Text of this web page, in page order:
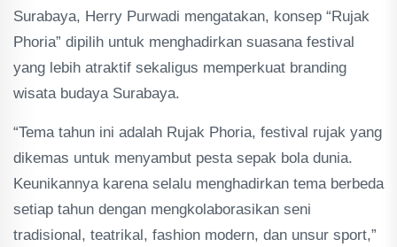
Surabaya, Herry Purwadi mengatakan, konsep “Rujak
Phoria” dipilih untuk menghadirkan suasana festival
yang lebih atraktif sekaligus memperkuat branding
wisata budaya Surabaya.
“Tema tahun ini adalah Rujak Phoria, festival rujak yang
dikemas untuk menyambut pesta sepak bola dunia.
Keunikannya karena selalu menghadirkan tema berbeda
setiap tahun dengan mengkolaborasikan seni
tradisional, teatrikal, fashion modern, dan unsur sport,”